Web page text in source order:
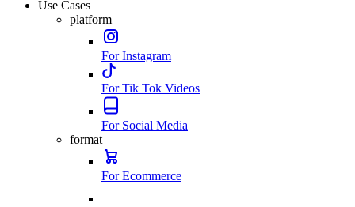
Use Cases
platform
For Instagram
For Tik Tok Videos
For Social Media
format
For Ecommerce